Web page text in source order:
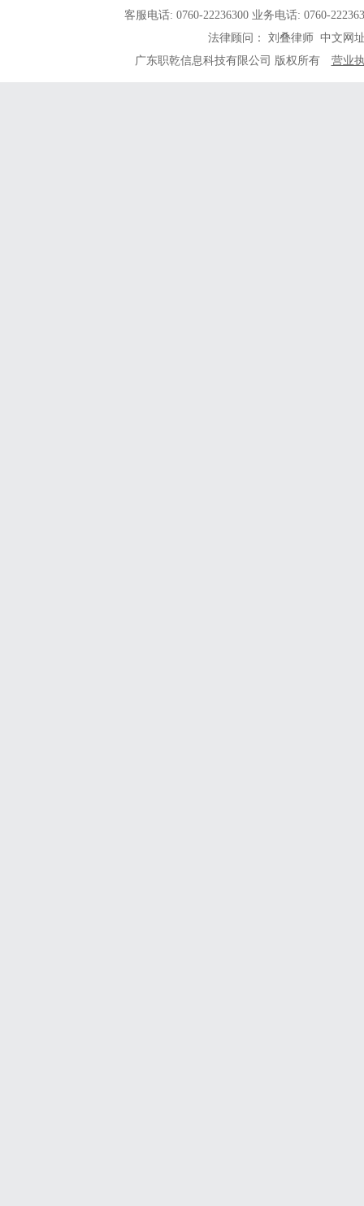
客服电话: 0760-22236300 业务电话: 0760-
法律顾问： 刘叠律师 中文网
广东职乾信息科技有限公司 版权所有
营业